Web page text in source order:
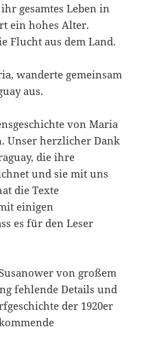
gesamtes Leben in
ein hohes Alter.
Flucht aus dem Land.
wanderte gemeinsam
aus.
von Maria
Unser herzlicher Dank
die ihre
und sie mit uns
die Texte
einigen
es für den Leser
von großem
fehlende Details und
der 1920er